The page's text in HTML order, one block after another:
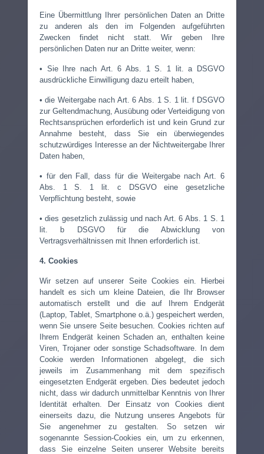
Eine Übermittlung Ihrer persönlichen Daten an Dritte
zu anderen als den im Folgenden aufgeführten
Zwecken findet nicht statt. Wir geben Ihre
persönlichen Daten nur an Dritte weiter, wenn:
• Sie Ihre nach Art. 6 Abs. 1 S. 1 lit. a DSGVO
ausdrückliche Einwilligung dazu erteilt haben,
• die Weitergabe nach Art. 6 Abs. 1 S. 1 lit. f DSGVO
zur Geltendmachung, Ausübung oder Verteidigung von
Rechtsansprüchen erforderlich ist und kein Grund zur
Annahme besteht, dass Sie ein überwiegendes
schutzwürdiges Interesse an der Nichtweitergabe Ihrer
Daten haben,
• für den Fall, dass für die Weitergabe nach Art. 6
Abs. 1 S. 1 lit. c DSGVO eine gesetzliche
Verpflichtung besteht, sowie
• dies gesetzlich zulässig und nach Art. 6 Abs. 1 S. 1
lit. b DSGVO für die Abwicklung von
Vertragsverhältnissen mit Ihnen erforderlich ist.
4. Cookies
Wir setzen auf unserer Seite Cookies ein. Hierbei
handelt es sich um kleine Dateien, die Ihr Browser
automatisch erstellt und die auf Ihrem Endgerät
(Laptop, Tablet, Smartphone o.ä.) gespeichert werden,
wenn Sie unsere Seite besuchen. Cookies richten auf
Ihrem Endgerät keinen Schaden an, enthalten keine
Viren, Trojaner oder sonstige Schadsoftware. In dem
Cookie werden Informationen abgelegt, die sich
jeweils im Zusammenhang mit dem spezifisch
eingesetzten Endgerät ergeben. Dies bedeutet jedoch
nicht, dass wir dadurch unmittelbar Kenntnis von Ihrer
Identität erhalten. Der Einsatz von Cookies dient
einerseits dazu, die Nutzung unseres Angebots für
Sie angenehmer zu gestalten. So setzen wir
sogenannte Session-Cookies ein, um zu erkennen,
dass Sie einzelne Seiten unserer Website bereits